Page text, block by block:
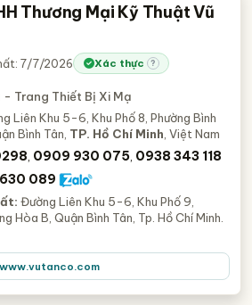
Thương Mại Kỹ Thuật Vũ
7/7/2026 Xác thực ?
- Trang Thiết Bị Xi Mạ
Liên Khu 5-6, Khu Phố 8, Phường Bình
Bình Tân, TP. Hồ Chí Minh , Việt Nam
0909 930 075 0938 343 118
089
Đường Liên Khu 5-6, Khu Phố 9,
Hòa B, Quận Bình Tân, Tp. Hồ Chí Minh.
www.vutanco.com